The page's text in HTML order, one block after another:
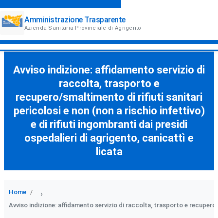
Amministrazione Trasparente
Azienda Sanitaria Provinciale di Agrigento
Avviso indizione: affidamento servizio di
raccolta, trasporto e
recupero/smaltimento di rifiuti sanitari
pericolosi e non (non a rischio infettivo)
e di rifiuti ingombranti dai presidi
ospedalieri di agrigento, canicattì e
licata
Home ›
Avviso indizione: affidamento servizio di raccolta, trasporto e